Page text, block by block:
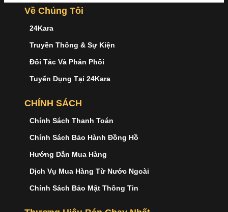
Về Chúng Tôi
24Kara
Truyền Thông & Sự Kiện
Đối Tác Và Phân Phối
Tuyển Dụng Tại 24Kara
CHÍNH SÁCH
Chính Sách Thanh Toán
Chính Sách Bảo Hành Đồng Hồ
Hướng Dẫn Mua Hàng
Dịch Vụ Mua Hàng Từ Nước Ngoài
Chính Sách Bảo Mật Thông Tin